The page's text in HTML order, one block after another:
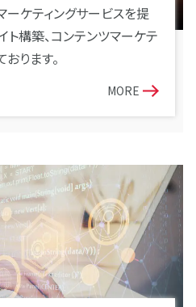
ケティングサービスを提
ト構築、コンテンツマーケテ
ります。
MORE